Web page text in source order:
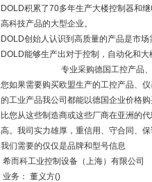
DOLD积累了70多年生产大楼控制器和
高科技产品的大型企业。
DOLD创始人认识到高质量的产品是市
DOLD能够生产出对于控制，自动化和
专业采购德国工控产品、仪器
您如果需要购买欧盟生产的工控产品、
的工业产品我公司都能以德国企业价格
比您从这些制造商或这些厂商在亚洲的
高。我司实力雄厚，重信用、守合同、
我们需要的仅仅是品牌和型号信息
希而科工业控制设备（上海）有限公司
业务： 董义方()